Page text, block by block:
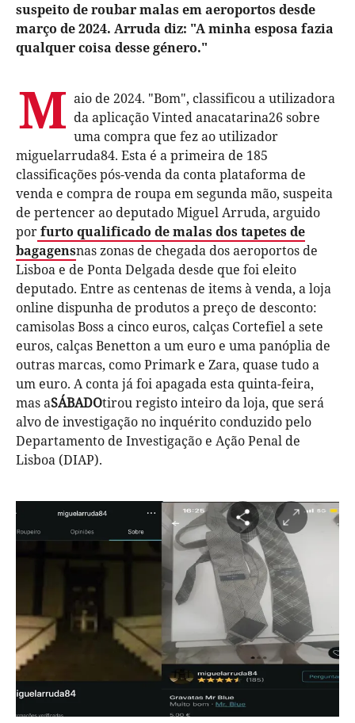
suspeito de roubar malas em aeroportos desde
março de 2024. Arruda diz: "A minha esposa fazia
qualquer coisa desse género."
M aio de 2024. "Bom", classificou a utilizadora
da aplicação Vinted anacatarina26 sobre
uma compra que fez ao utilizador
miguelarruda84. Esta é a primeira de 185
classificações pós-venda da conta plataforma de
venda e compra de roupa em segunda mão, suspeita
de pertencer ao deputado Miguel Arruda, arguido
porfurto qualificado de malas dos tapetes de
bagagensnas zonas de chegada dos aeroportos de
Lisboa e de Ponta Delgada desde que foi eleito
deputado. Entre as centenas de items à venda, a loja
online dispunha de produtos a preço de desconto:
camisolas Boss a cinco euros, calças Cortefiel a sete
euros, calças Benetton a um euro e uma panóplia de
outras marcas, como Primark e Zara, quase tudo a
um euro. A conta já foi apagada esta quinta-feira,
mas aSÁBADOtirou registo inteiro da loja, que será
alvo de investigação no inquérito conduzido pelo
Departamento de Investigação e Ação Penal de
Lisboa (DIAP).